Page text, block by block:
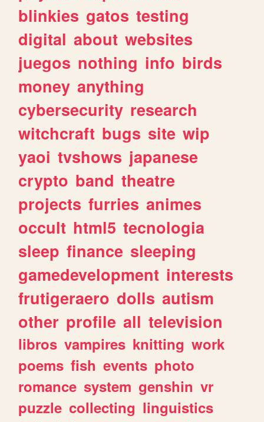
blinkies gatos testing
digital about websites
juegos nothing info birds
money anything
cybersecurity research
witchcraft bugs site wip
yaoi tvshows japanese
crypto band theatre
projects furries animes
occult html5 tecnologia
sleep finance sleeping
gamedevelopment interests
frutigeraero dolls autism
other profile all television
libros vampires knitting work
poems fish events photo
romance system genshin vr
puzzle collecting linguistics